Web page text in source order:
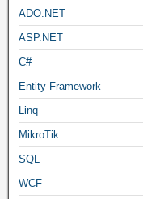
ADO.NET
ASP.NET
C#
Entity Framework
Linq
MikroTik
SQL
WCF